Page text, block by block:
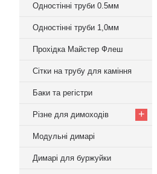
Одностінні труби 0.5мм
Одностінні труби 1,0мм
Прохідка Майстер Флеш
Сітки на трубу для каміння
Баки та регістри
Різне для димоходів +
Модульні димарі
Димарі для буржуйки